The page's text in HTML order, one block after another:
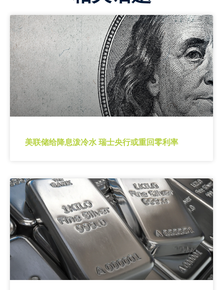
美联储给降息泼冷水 瑞士央行或重回零利率